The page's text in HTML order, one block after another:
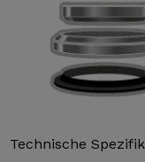
Technische